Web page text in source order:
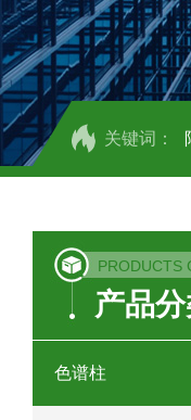
关键词：
PRODUCTS
产品
色谱柱